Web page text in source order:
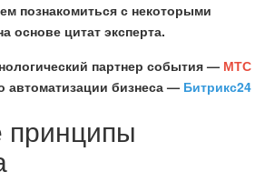
познакомиться с некоторыми
основе цитат эксперта.
партнер события — МТС
автоматизации бизнеса — Битрикс24